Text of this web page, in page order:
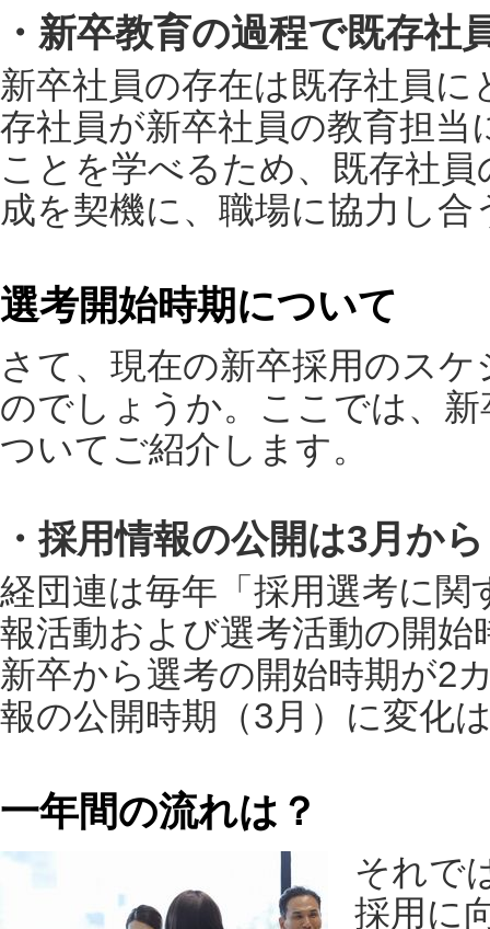
・新卒教育の過程で既存社
新卒社員の存在は既存社員
存社員が新卒社員の教育担
ことを学べるため、既存社
成を契機に、職場に協力し
選考開始時期について
さて、現在の新卒採用のス
のでしょうか。ここでは、
ついてご紹介します。
・採用情報の公開は3月から
経団連は毎年「採用選考に
報活動および選考活動の開
新卒から選考の開始時期が2
報の公開時期（3月）に変化
一年間の流れは？
それで
採用に